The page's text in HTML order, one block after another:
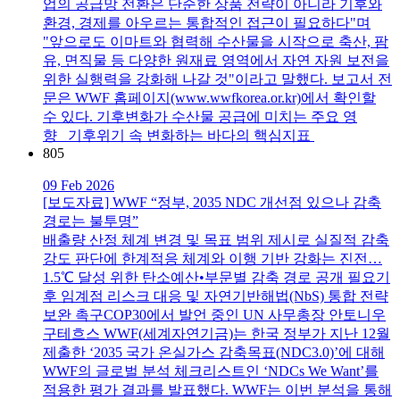
업의 공급망 전환은 단순한 상품 전략이 아니라 기후와
환경, 경제를 아우르는 통합적인 접근이 필요하다"며
"앞으로도 이마트와 협력해 수산물을 시작으로 축산, 팜
유, 면직물 등 다양한 원재료 영역에서 자연 자원 보전을
위한 실행력을 강화해 나갈 것"이라고 말했다. 보고서 전
문은 WWF 홈페이지(www.wwfkorea.or.kr)에서 확인할
수 있다. 기후변화가 수산물 공급에 미치는 주요 영
향 기후위기 속 변화하는 바다의 핵심지표
805
09 Feb 2026
[보도자료] WWF “정부, 2035 NDC 개선점 있으나 감축
경로는 불투명”
배출량 산정 체계 변경 및 목표 범위 제시로 실질적 감축
강도 판단에 한계적응 체계와 이행 기반 강화는 진전…
1.5℃ 달성 위한 탄소예산•부문별 감축 경로 공개 필요기
후 임계점 리스크 대응 및 자연기반해법(NbS) 통합 전략
보완 촉구COP30에서 발언 중인 UN 사무총장 안토니우
구테흐스 WWF(세계자연기금)는 한국 정부가 지난 12월
제출한 ‘2035 국가 온실가스 감축목표(NDC3.0)’에 대해
WWF의 글로벌 분석 체크리스트인 ‘NDCs We Want’를
적용한 평가 결과를 발표했다. WWF는 이번 분석을 통해